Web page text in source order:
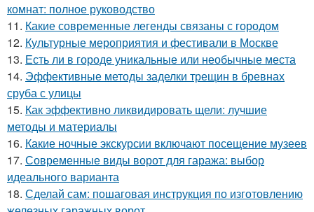
комнат: полное руководство
11. Какие современные легенды связаны с городом
12. Культурные мероприятия и фестивали в Москве
13. Есть ли в городе уникальные или необычные места
14. Эффективные методы заделки трещин в бревнах
сруба с улицы
15. Как эффективно ликвидировать щели: лучшие
методы и материалы
16. Какие ночные экскурсии включают посещение музеев
17. Современные виды ворот для гаража: выбор
идеального варианта
18. Сделай сам: пошаговая инструкция по изготовлению